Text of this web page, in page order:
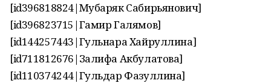
[id396818824|Мубаряк Сабирьянович]
[id396823715|Гамир Галямов]
[id144257443|Гульнара Хайруллина]
[id711812676|Залифа Акбулатова]
[id110374244|Гульдар Фазуллина]